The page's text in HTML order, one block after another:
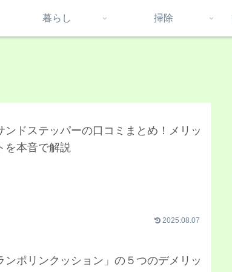
暮らし 掃除
ンドステッパーの口コミまとめ！メリッ
を本音で解説
2025.08.07
ンポリンクッション」の５つのデメリッ